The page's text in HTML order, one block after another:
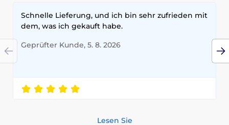
Schnelle Lieferung, und ich bin sehr zufrieden mit
dem, was ich gekauft habe.
Geprüfter Kunde, 5. 8. 2026
Lesen Sie